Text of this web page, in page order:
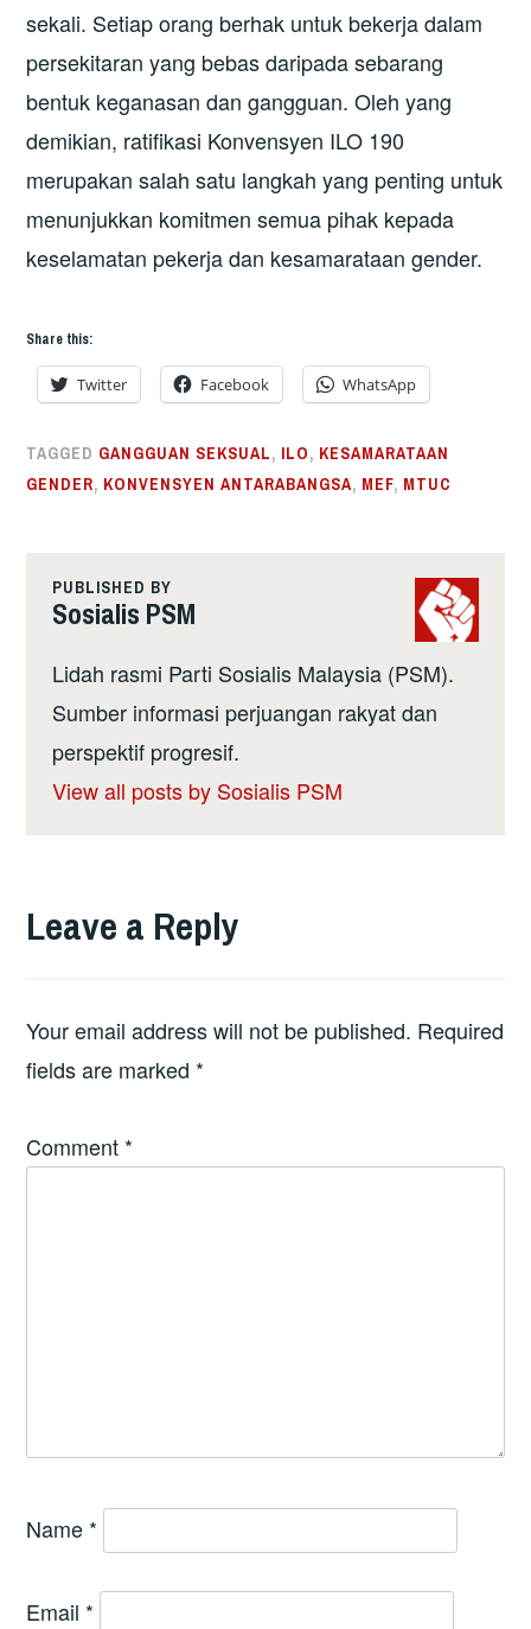
sekali. Setiap orang berhak untuk bekerja dalam
persekitaran yang bebas daripada sebarang
bentuk keganasan dan gangguan. Oleh yang
demikian, ratifikasi Konvensyen ILO 190
merupakan salah satu langkah yang penting untuk
menunjukkan komitmen semua pihak kepada
keselamatan pekerja dan kesamarataan gender.
Share this:
Twitter Facebook WhatsApp
TAGGED GANGGUAN SEKSUAL, ILO, KESAMARATAAN
GENDER, KONVENSYEN ANTARABANGSA, MEF, MTUC
PUBLISHED BY
Sosialis PSM
Lidah rasmi Parti Sosialis Malaysia (PSM).
Sumber informasi perjuangan rakyat dan
perspektif progresif.
View all posts by Sosialis PSM
Leave a Reply
Your email address will not be published. Required
fields are marked *
Comment *
Name *
Email *